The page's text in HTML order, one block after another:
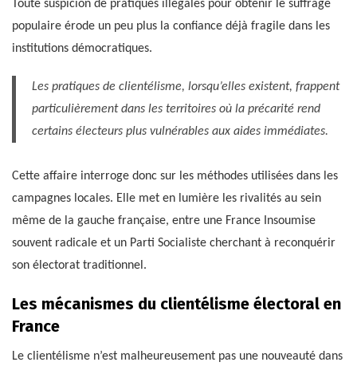
Toute suspicion de pratiques illégales pour obtenir le suffrage
populaire érode un peu plus la confiance déjà fragile dans les
institutions démocratiques.
Les pratiques de clientélisme, lorsqu’elles existent, frappent
particulièrement dans les territoires où la précarité rend
certains électeurs plus vulnérables aux aides immédiates.
Cette affaire interroge donc sur les méthodes utilisées dans les
campagnes locales. Elle met en lumière les rivalités au sein
même de la gauche française, entre une France Insoumise
souvent radicale et un Parti Socialiste cherchant à reconquérir
son électorat traditionnel.
Les mécanismes du clientélisme électoral en
France
Le clientélisme n’est malheureusement pas une nouveauté dans